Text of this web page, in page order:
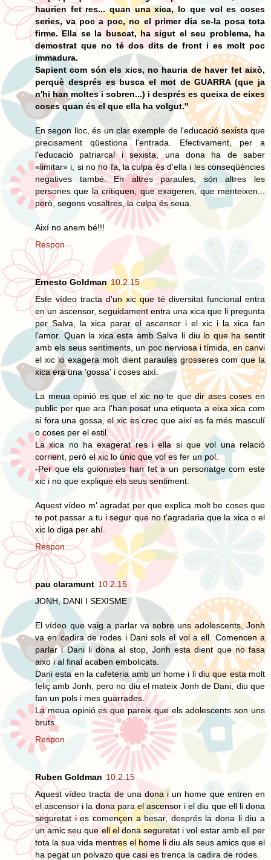
haurien fet res... quan una xica, lo que vol es coses
series, va poc a poc, no el primer dia se-la posa tota
firme. Ella se la buscat, ha sigut el seu problema, ha
demostrat que no té dos dits de front i es molt poc
immadura.
Sapient com són els xics, no hauria de haver fet això,
perquè després es busca el mot de GUARRA (que ja
n'hi han moltes i sobren...) i després es queixa de eixes
coses quan és el que ella ha volgut.''
En segon lloc, és un clar exemple de l'educació sexista que
precisament qüestiona l'entrada. Efectivament, per a
l'educació patriarcal i sexista, una dona ha de saber
«limitar» i, si no ho fa, la culpa és d'ella i les conseqüències
negatives també. En altres paraules, són altres les
persones que la critiquen, que exageren, que menteixen...
però, segons vosaltres, la culpa és seua.
Així no anem bé!!!
Respon
Ernesto Goldman 10.2.15
Este vídeo tracta d'un xic que té diversitat funcional entra
en un ascensor, seguidament entra una xica que li pregunta
per Salva, la xica parar el ascensor i el xic i la xica fan
l'amor. Quan la xica esta amb Salva li diu lo que ha sentit
amb els seus sentiments, un poc nerviosa i tímida, en canvi
el xic lo exagera molt dient paraules grosseres com que la
xica era una 'gossa' i coses així.
La meua opinió es que el xic no te que dir ases coses en
public per que ara l'han posat una etiqueta a eixa xica com
si fora una gossa, el xic es crec que així es fa més masculí
o coses per el estil.
La xica no ha exagerat res i ella si que vol una relació
corrient, però el xic lo únic que vol es fer un pol.
-Per que els guionistes han fet a un personatge com este
xic i no que explique els seus sentiment.
Aquest vídeo m' agradat per que explica molt be coses que
te pot passar a tu i segur que no t'agradaria que la xica o el
xic lo diga per ahí.
Respon
pau claramunt 10.2.15
JONH, DANI I SEXISME
El vídeo que vaig a parlar va sobre uns adolescents, Jonh
va en cadira de rodes i Dani sols el vol a ell. Comencen a
parlar i Dani li dona al stop, Jonh esta dient que no fasa
aixo i al final acaben embolicats.
Dani esta en la cafeteria amb un home i li diu que esta molt
feliç amb Jonh, pero no diu el mateix Jonh de Dani, diu que
fan un pols i mes guarrades.
La meua opinió es que pareix que els adolescents son uns
bruts.
Respon
Ruben Goldman 10.2.15
Aquest vídeo tracta de una dona i un home que entren en
el ascensor i la dona para el ascensor i el diu que ell li dona
seguretat i es començen a besar, després la dona li diu a
un amic seu que ell el dona seguretat i vol estar amb ell per
tota la sua vida mentres el home li diu als seus amics que el
ha pegat un polvazo que casi es trenca la cadira de rodes.